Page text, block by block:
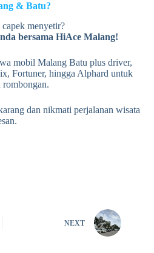
& Batu?
menyetir?
bersama HiAce Malang!
mobil Malang Batu plus driver,
Fortuner, hingga Alphard untuk
rombongan.
dan nikmati perjalanan wisata
NEXT